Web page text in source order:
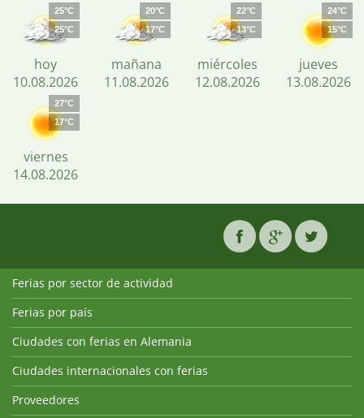
25°C
25°C
hoy
10.08.2026
20°C
17°C
mañana
11.08.2026
22°C
13°C
miércoles
12.08.2026
24°C
15°C
jueves
13.08.2026
27°C
17°C
viernes
14.08.2026
Ferias por sector de actividad
Ferias por país
Ciudades con ferias en Alemania
Ciudades internacionales con ferias
Proveedores